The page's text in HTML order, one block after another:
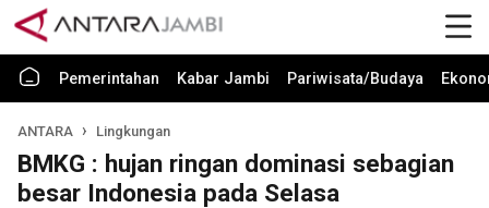
Pemerintahan Kabar Jambi Pariwisata/Budaya
ANTARA Lingkungan
BMKG : hujan ringan dominasi sebagian
besar Indonesia pada Selasa